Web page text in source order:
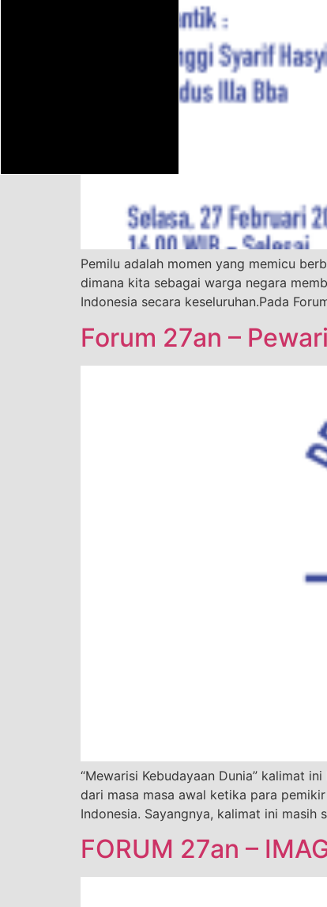
Pemilu adalah momen yang memicu
dimana kita sebagai warga negara
Indonesia secara keseluruhan.Pada
Forum 27an –
“Mewarisi Kebudayaan Dunia” kalimat
dari masa masa awal ketika para
Indonesia. Sayangnya, kalimat ini
FORUM 27an –